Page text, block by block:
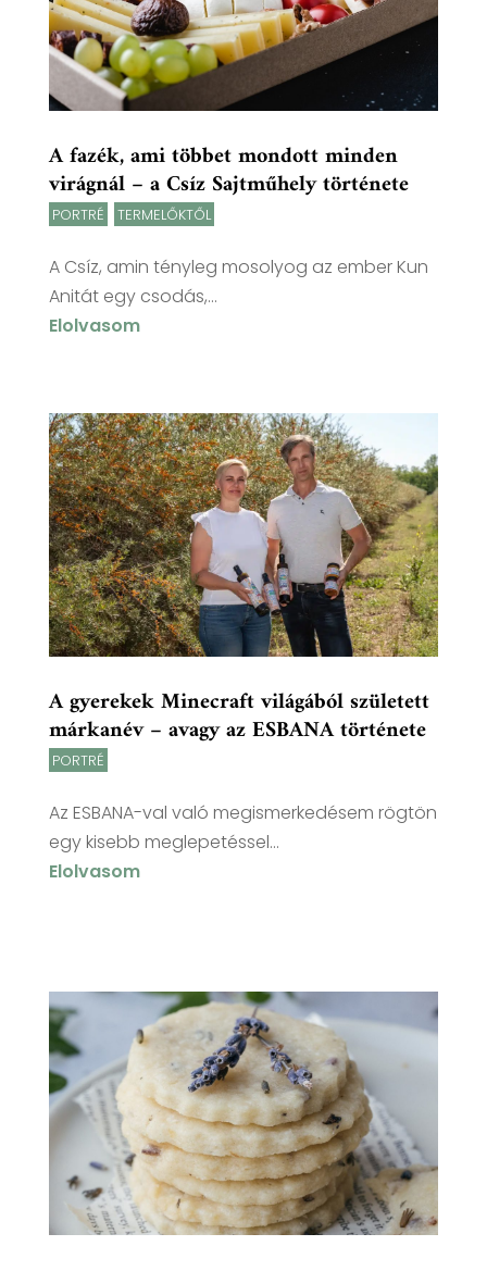
A fazék, ami többet mondott minden
virágnál – a Csíz Sajtműhely története
PORTRÉ TERMELŐKTŐL
A Csíz, amin tényleg mosolyog az ember Kun
Anitát egy csodás,...
Elolvasom
A gyerekek Minecraft világából született
márkanév – avagy az ESBANA története
PORTRÉ
Az ESBANA-val való megismerkedésem rögtön
egy kisebb meglepetéssel...
Elolvasom